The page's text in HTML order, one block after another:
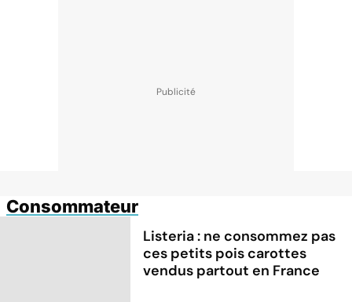
Consommateur
Listeria : ne consommez pas
ces petits pois carottes
vendus partout en France